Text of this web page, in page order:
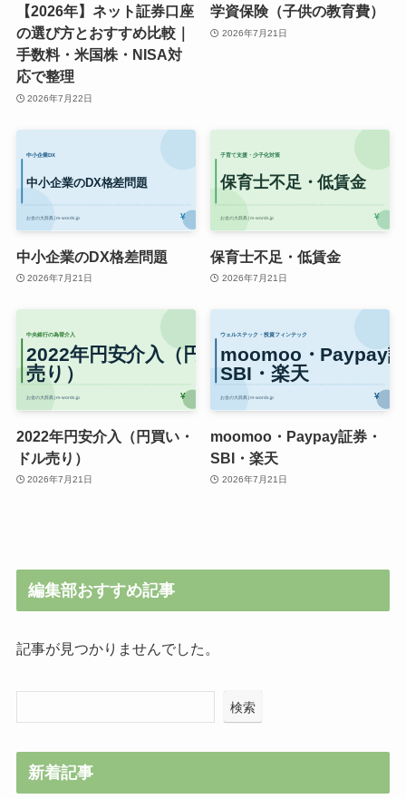
【2026年】ネット証券口座
の選び方とおすすめ比較｜
手数料・米国株・NISA対
応で整理
2026年7月22日
学資保険（子供の教育費）
2026年7月21日
中小企業のDX格差問題
2026年7月21日
保育士不足・低賃金
2026年7月21日
2022年円安介入（円買い・
ドル売り）
2026年7月21日
moomoo・Paypay証券・
SBI・楽天
2026年7月21日
編集部おすすめ記事
記事が見つかりませんでした。
検索
新着記事